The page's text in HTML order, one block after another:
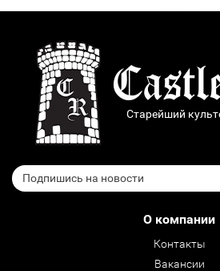
Старейший
О компании
Контакты
Вакансии